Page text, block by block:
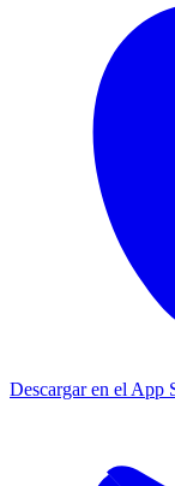
Descargar en el App